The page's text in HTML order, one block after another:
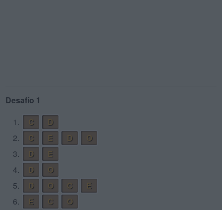
Desafío 1
1.
C
D
2.
C E D
O
3.
D
E
4.
D
O
5.
D O C
E
6.
E C
O